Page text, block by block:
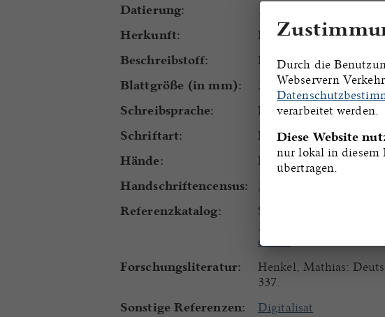
Datierung:
1451-1457.
Herkunft:
Rebdorf.
Beschreibstoff:
Papier
Blattgröße (in mm):
320x215.
Schreibsprache:
Nordbairisch.
Schriftart:
Bastarda.
Hände:
Eine Hand.
Handschriftencensus: 3516
Referenzkatalog:
Schneider, Karin: Die
350. (Catalogus
online
Forschungsliteratur:
Henkel, Mathias:
337.
Sonstige Referenzen:
Digitalisat
Durch die
Webservern
verarbeitet werden.
Diese Website
nur lokal in diesem
übertragen.